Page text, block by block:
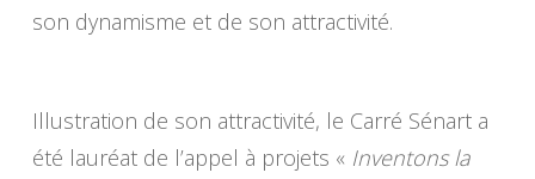
son dynamisme et de son attractivité.
Illustration de son attractivité, le Carré Sénart a
été lauréat de l’appel à projets « Inventons la